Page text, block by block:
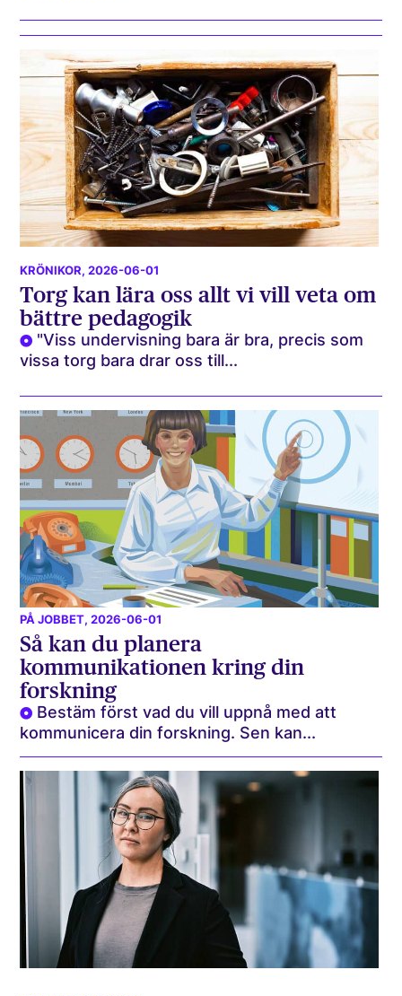
KRÖNIKOR, 2026-06-01
Torg kan lära oss allt vi vill veta om
bättre pedagogik
"Viss undervisning bara är bra, precis som
vissa torg bara drar oss till...
PÅ JOBBET, 2026-06-01
Så kan du planera
kommunikationen kring din
forskning
Bestäm först vad du vill uppnå med att
kommunicera din forskning. Sen kan...